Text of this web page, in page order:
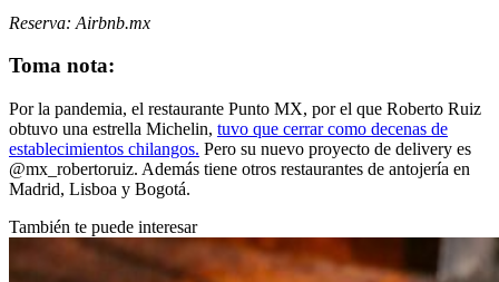
Reserva: Airbnb.mx
Toma nota:
Por la pandemia, el restaurante Punto MX, por el que Roberto Ruiz
obtuvo una estrella Michelin, tuvo que cerrar como decenas de
establecimientos chilangos. Pero su nuevo proyecto de delivery es
@mx_robertoruiz. Además tiene otros restaurantes de antojería en
Madrid, Lisboa y Bogotá.
También te puede interesar